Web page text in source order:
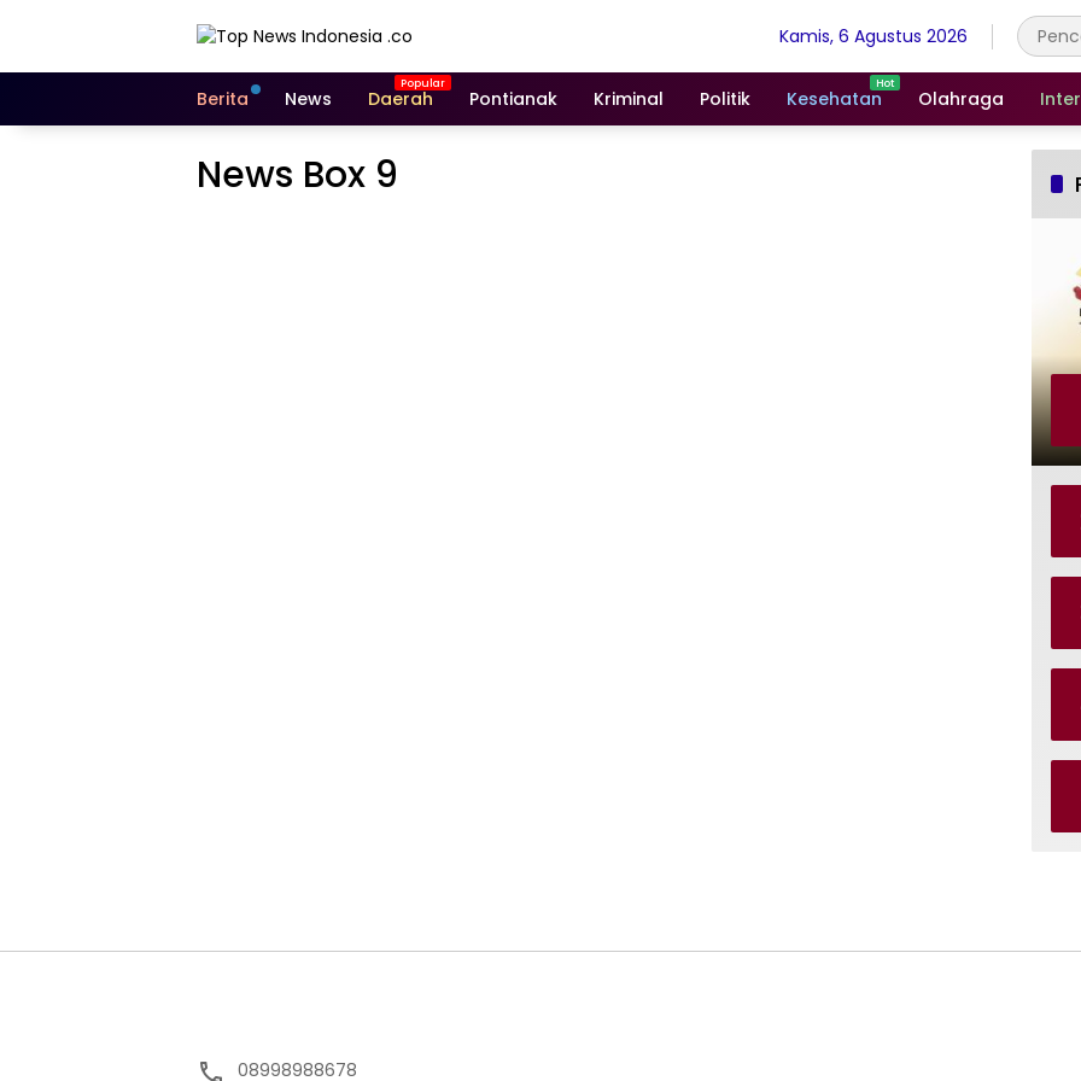
Kamis, 6 Agustus 2026
Berita News Daerah Pontianak Kriminal Politik Kesehatan Olahraga
News Box 9
08998988678